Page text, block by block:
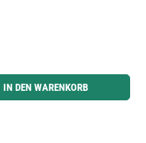
die Schaltflächen um die Anzahl zu
IN DEN WARENKORB